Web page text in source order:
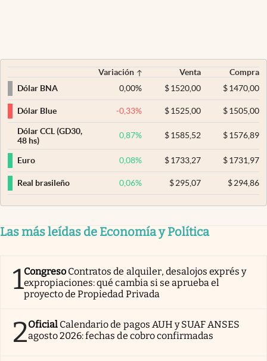
Variación Venta
Compra
Dólar BNA
0,00% $ 1520,00 $1470,00
Dólar Blue -0,33% $ 1525,00 $1505,00
Dólar CCL (GD30,
48 hs)
0,87% $ 1585,52 $1576,89
Euro 0,08% $ 1733,27 $1731,97
Real brasileño 0,06% $ 295,07 $294,86
Las más leídas de Economía y Política
1Congreso Contratos de alquiler, desalojos exprés y
expropiaciones: qué cambia si se aprueba el
proyecto de Propiedad Privada
2Oficial Calendario de pagos AUH y SUAF ANSES
agosto 2026: fechas de cobro confirmadas